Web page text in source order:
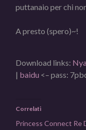
puttanaio per chi
A presto (spero)~!
Download links:
| baidu <– pass:
Correlati
Princess Connect Re